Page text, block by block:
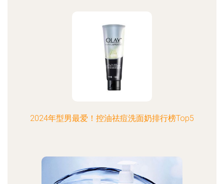
2024年型男最爱！控油祛痘洗面奶排行榜Top5